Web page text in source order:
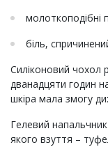
молоткоподібні
біль,
Силіконовий чохол
дванадцяти годин
шкіра мала змогу
Гелевий
якого взуття –